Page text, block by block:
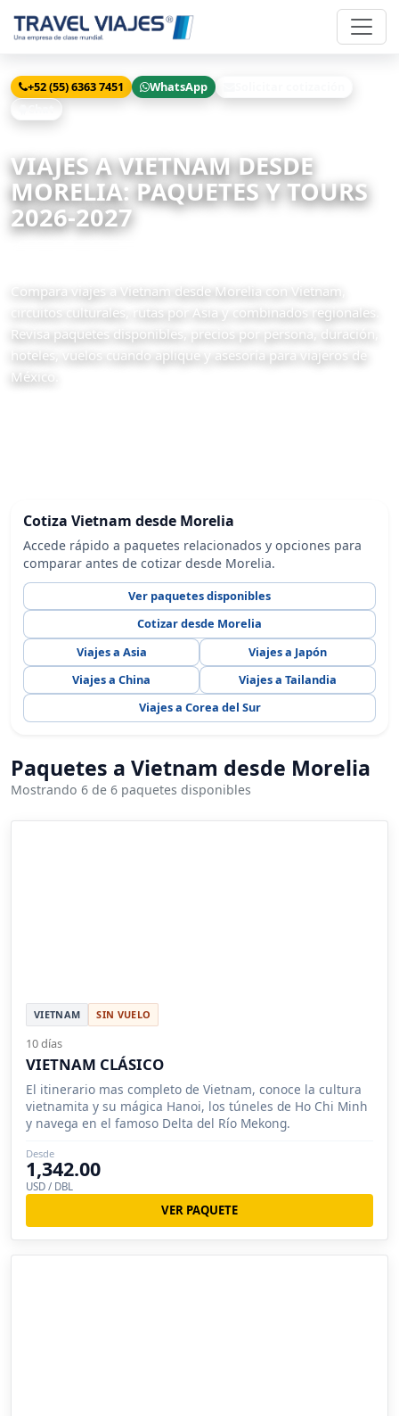
+52 (55) 6363 7451 WhatsApp
VIAJES A VIETNAM DESDE
MORELIA: PAQUETES Y TOURS
2026-2027
Compara viajes a Vietnam desde Morelia con Vietnam,
circuitos culturales, rutas por Asia y combinados regionales.
Revisa paquetes disponibles, precios por persona, duración,
hoteles, vuelos cuando aplique y asesoría para viajeros de
México.
Cotiza Vietnam desde Morelia
Accede rápido a paquetes relacionados y opciones para
comparar antes de cotizar desde Morelia.
Ver paquetes disponibles
Cotizar desde Morelia
Viajes a Asia
Viajes a Japón
Viajes a China
Viajes a Tailandia
Viajes a Corea del Sur
Paquetes a Vietnam desde Morelia
Mostrando 6 de 6 paquetes disponibles
VIETNAM SIN VUELO
10 días
VIETNAM CLÁSICO
El itinerario mas completo de Vietnam, conoce la cultura
vietnamita y su mágica Hanoi, los túneles de Ho Chi Minh
y navega en el famoso Delta del Río Mekong.
Desde
1,342.00
USD / DBL
VER PAQUETE